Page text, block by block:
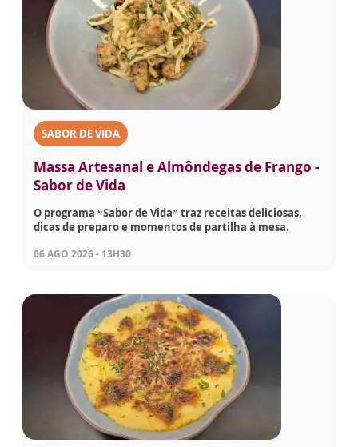
SABOR DE VIDA
Massa Artesanal e Almôndegas de Frango -
Sabor de Vida
O programa “Sabor de Vida” traz receitas deliciosas,
dicas de preparo e momentos de partilha à mesa.
06 AGO 2026 - 13H30